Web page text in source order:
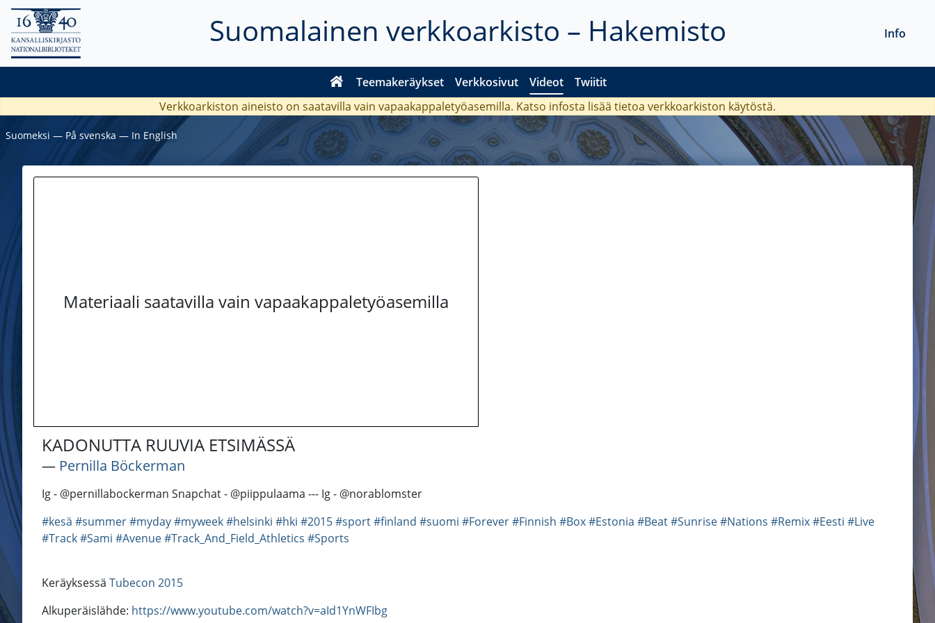
Suomalainen verkkoarkisto – Hakemisto
Teemakeräykset Verkkosivut Videot Twiitit
Info
Verkkoarkiston aineisto on saatavilla vain vapaakappaletyöasemilla. Katso infosta lisää tietoa verkkoarkiston käytöstä.
Suomeksi ― På svenska ― In English
Materiaali saatavilla vain vapaakappaletyöasemilla
KADONUTTA RUUVIA ETSIMÄSSÄ
― Pernilla Böckerman
Ig - @pernillabockerman Snapchat - @piippulaama --- Ig - @norablomster
#kesä #summer#myday#myweek#helsinki #hki #2015#sport#finland #suomi #Forever#Finnish #Box#Estonia #Beat#Sunrise#Nations #Remix#Eesti #Live
#Track#Sami #Avenue#Track_And_Field_Athletics #Sports
Keräyksessä Tubecon 2015
Alkuperäislähde: https://www.youtube.com/watch?v=aId1YnWFIbg